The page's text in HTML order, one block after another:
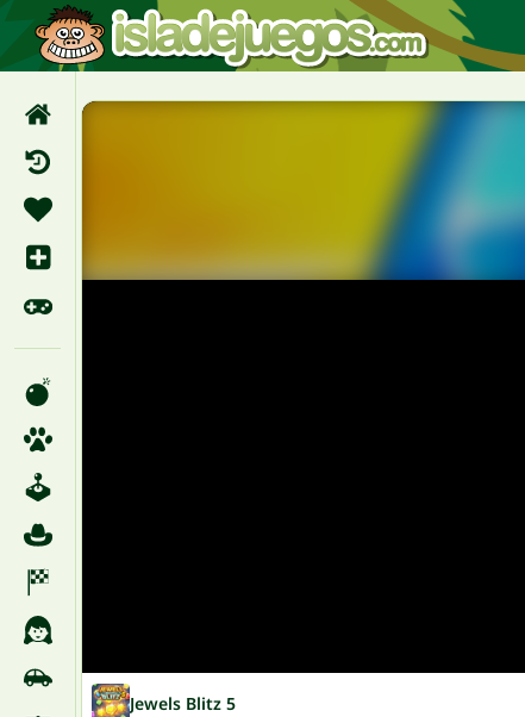
Jewels Blitz 5